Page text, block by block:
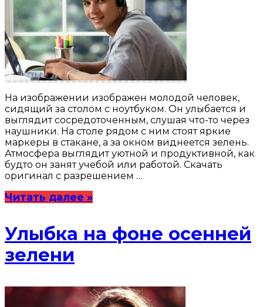
На изображении изображен молодой человек,
сидящий за столом с ноутбуком. Он улыбается и
выглядит сосредоточенным, слушая что-то через
наушники. На столе рядом с ним стоят яркие
маркеры в стакане, а за окном виднеется зелень.
Атмосфера выглядит уютной и продуктивной, как
будто он занят учебой или работой. Скачать
оригинал с разрешением …
Читать далее »
Улыбка на фоне осенней
зелени